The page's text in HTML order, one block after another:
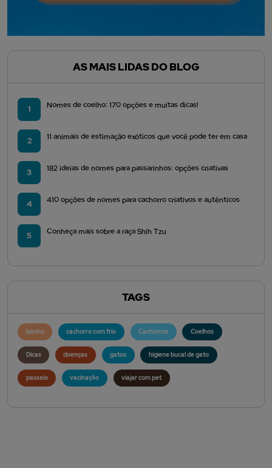
AS MAIS LIDAS DO BLOG
1 Nomes de coelho: 170 opções e muitas dicas!
2 11 animais de estimação exóticos que você pode ter em casa
3 182 ideias de nomes para passarinhos: opções criativas
4 410 opções de nomes para cachorro criativos e autênticos
5 Conheça mais sobre a raça Shih Tzu
TAGS
banho cachorro com frio Cachorros Coelhos
Dicas doenças gatos higiene bucal de gato
passeio vacinação viajar com pet